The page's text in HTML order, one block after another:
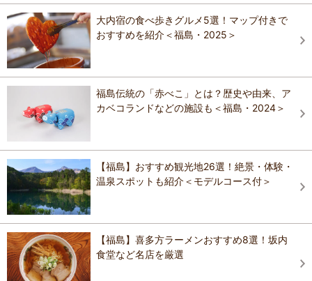
大内宿の食べ歩きグルメ5選！マップ付きで
おすすめを紹介＜福島・2025＞
福島伝統の「赤べこ」とは？歴史や由来、ア
カベコランドなどの施設も＜福島・2024＞
【福島】おすすめ観光地26選！絶景・体験・
温泉スポットも紹介＜モデルコース付＞
【福島】喜多方ラーメンおすすめ8選！坂内
食堂など名店を厳選